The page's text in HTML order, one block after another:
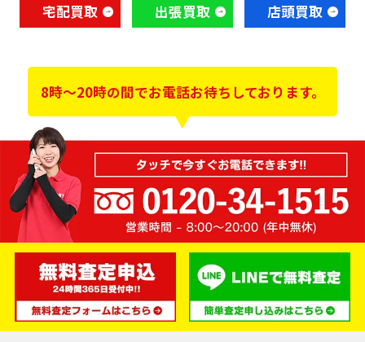
宅配買取 出張買取 店頭買取
8時～20時の間でお電話お待ちしております。